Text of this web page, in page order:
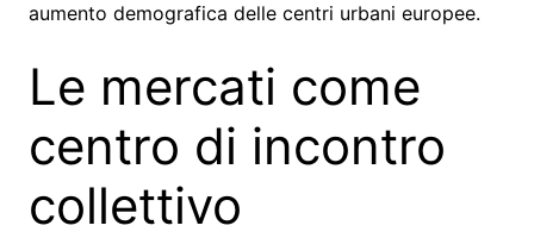
aumento demografica delle centri urbani europee.
Le mercati come
centro di incontro
collettivo